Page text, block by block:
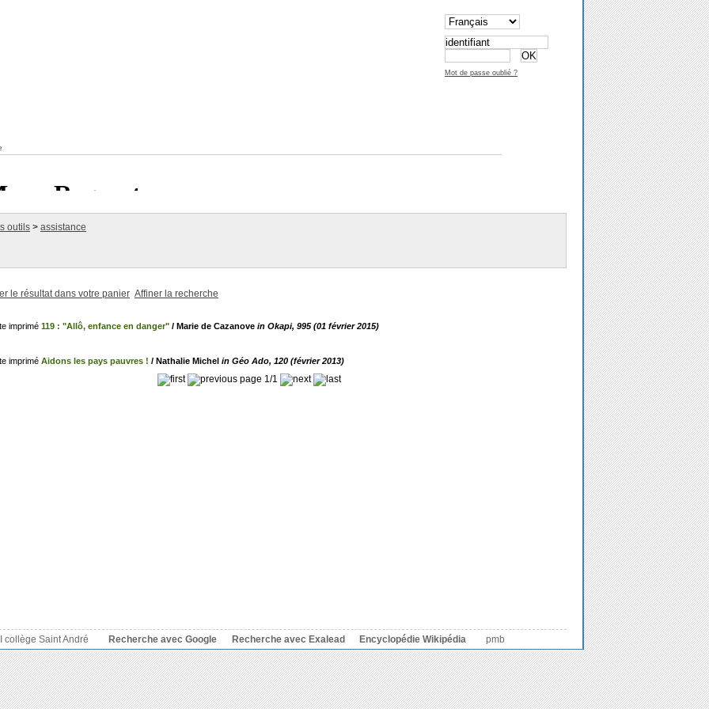
outils > assistance
le résultat dans votre panier Affiner la recherche
119 : "Allô, enfance en danger" / Marie de Cazanove in Okapi, 995 (01 février 2015)
Aidons les pays pauvres ! / Nathalie Michel in Géo Ado, 120 (février 2013)
page 1/1
collège Saint André Recherche avec Google Recherche avec Exalead Encyclopédie Wikipédia pmb
Mot de passe oublié ?